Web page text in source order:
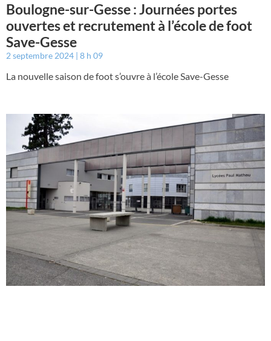
Boulogne-sur-Gesse : Journées portes
ouvertes et recrutement à l’école de foot
Save-Gesse
2 septembre 2024 8 h 09
La nouvelle saison de foot s’ouvre à l’école Save-Gesse